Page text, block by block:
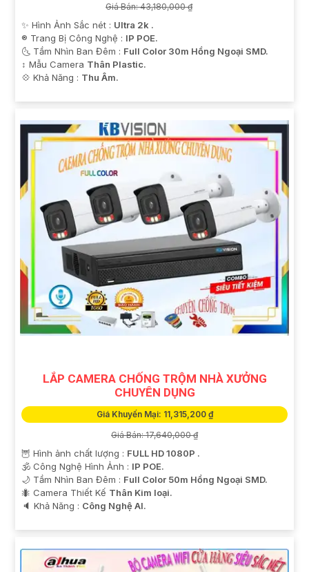
Giá Bán: 43,180,000 ₫
✨ Hình Ảnh Sắc nét : Ultra 2k .
®️ Trang Bị Công Nghệ : IP POE.
🌜 Tầm Nhìn Ban Đêm : Full Color 30m Hồng Ngoại SMD.
↕️ Mẫu Camera Thân Plastic.
️💠 Khả Năng : Thu Âm.
LẮP CAMERA CHỐNG TRỘM NHÀ XƯỞNG
CHUYÊN DỤNG
Giá Khuyến Mại: 11,315,200 ₫
Giá Bán: 17,640,000 ₫
🦉 Hình ảnh chất lượng : FULL HD 1080P .
🕉️ Công Nghệ Hình Ảnh : IP POE.
🌙 Tầm Nhìn Ban Đêm : Full Color 50m Hồng Ngoại SMD.
🐜 Camera Thiết Kế Thân Kim loại.
️🔈 Khả Năng : Công Nghệ AI.